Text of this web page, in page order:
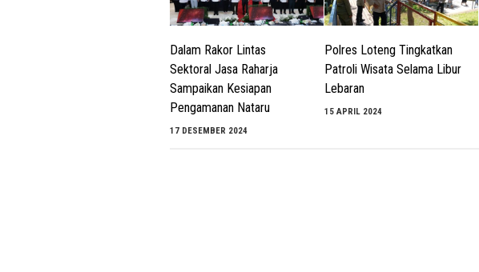
Dalam Rakor Lintas
Sektoral Jasa Raharja
Sampaikan Kesiapan
Pengamanan Nataru
17 DESEMBER 2024
Polres Loteng Tingkatkan
Patroli Wisata Selama Libur
Lebaran
15 APRIL 2024